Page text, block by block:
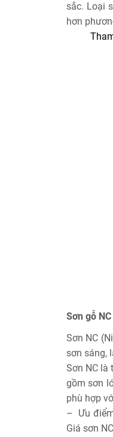
sắc. Loại
hơn
Sơn gỗ NC
Sơn NC
sơn sáng,
Sơn NC là
gồm sơn
phù hợp
– Ưu
Giá sơn